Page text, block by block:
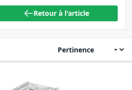
Retour à l'article